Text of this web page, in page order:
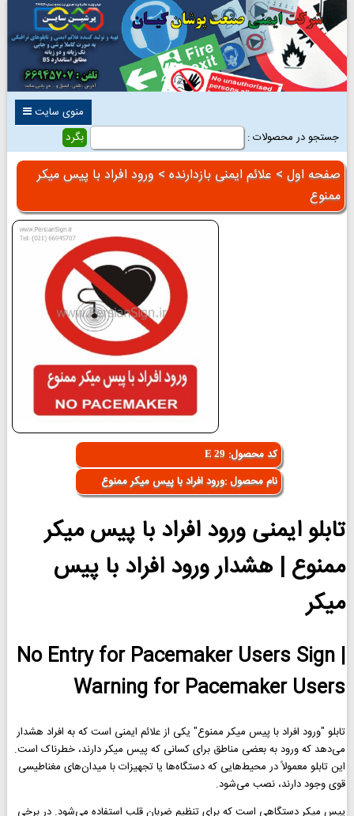
منوی سایت
جستجو در محصولات :
صفحه اول > علائم ایمنی بازدارنده > ورود افراد با پیس میکر
ممنوع
کد محصول: E 29
نام محصول :ورود افراد با پیس میکر ممنوع
تابلو ایمنی ورود افراد با پیس میکر
ممنوع | هشدار ورود افراد با پیس
میکر
No Entry for Pacemaker Users Sign |
Warning for Pacemaker Users
تابلو "ورود افراد با پیس میکر ممنوع" یکی از علائم ایمنی است که به افراد هشدار
می‌دهد که ورود به بعضی مناطق برای کسانی که پیس میکر دارند، خطرناک است.
این تابلو معمولاً در محیط‌هایی که دستگاه‌ها یا تجهیزات با میدان‌های مغناطیسی
قوی وجود دارند، نصب می‌شود.
پیس میکر دستگاهی است که برای تنظیم ضربان قلب استفاده می‌شود. در برخی